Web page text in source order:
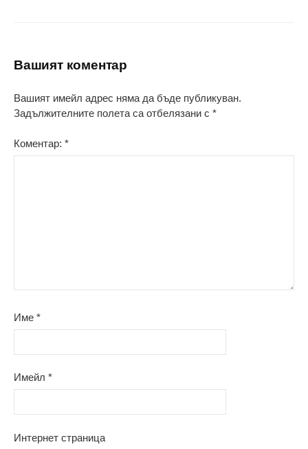
Вашият коментар
Вашият имейл адрес няма да бъде публикуван.
Задължителните полета са отбелязани с *
Коментар: *
Име *
Имейл *
Интернет страница